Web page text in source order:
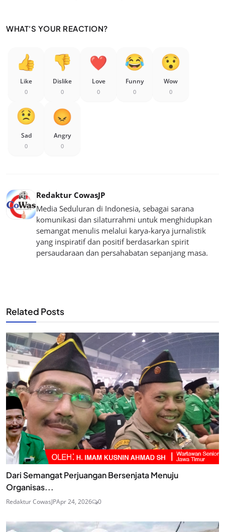
WHAT'S YOUR REACTION?
Like
0
Dislike
0
Love
0
Funny
0
Wow
0
Sad
0
Angry
0
Redaktur CowasJP
Media Seduluran di Indonesia, sebagai sarana
komunikasi dan silaturrahmi untuk menghidupkan
semangat menulis melalui karya-karya jurnalistik
yang inspiratif dan positif berdasarkan spirit
persaudaraan dan persahabatan sepanjang masa.
Related Posts
Dari Semangat Perjuangan Bersenjata Menuju
Organisas...
Redaktur CowasJPApr 24, 2026 0